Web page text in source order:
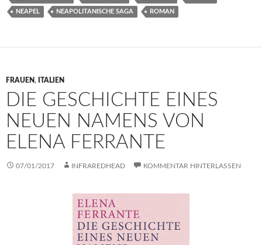
NEAPEL NEAPOLITANISCHE SAGA ROMAN
FRAUEN, ITALIEN
DIE GESCHICHTE EINES
NEUEN NAMENS VON
ELENA FERRANTE
07/01/2017 INFRAREDHEAD KOMMENTAR HINTERLASSEN